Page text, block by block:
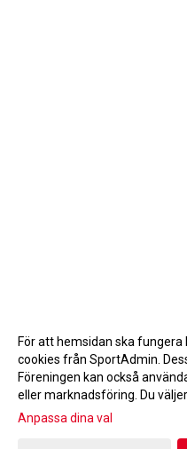
Gå till
För att hemsidan ska
cookies från SportAdmin.
Föreningen kan också
eller marknadsföring. Du
Anpassa dina val